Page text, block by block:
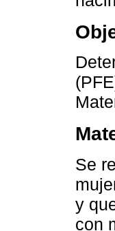
Se
y
con